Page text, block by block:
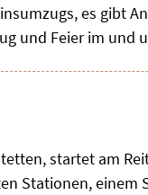
es gibt
und Feier im und
startet am
Stationen, einem